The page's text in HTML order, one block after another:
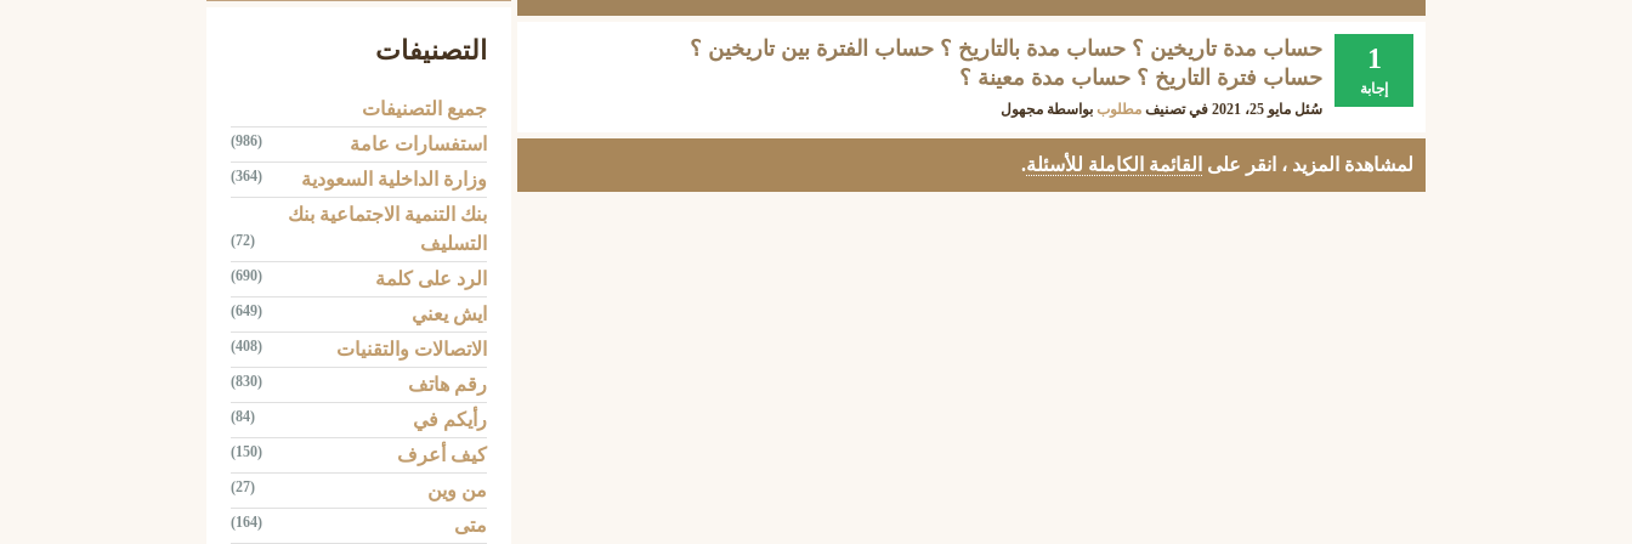
1
إجابة
حساب مدة تاريخين ؟ حساب مدة بالتاريخ ؟ حساب الفترة بين تاريخين ؟
حساب فترة التاريخ ؟ حساب مدة معينة ؟
سُئل مايو 25، 2021 في تصنيف مطلوب بواسطة مجهول
لمشاهدة المزيد ، انقر على القائمة الكاملة للأسئلة.
التصنيفات
جميع التصنيفات
استفسارات عامة
(986)
وزارة الداخلية السعودية (364)
بنك التنمية الاجتماعية بنك
التسليف
(72)
الرد على كلمة (690)
ايش يعني (649)
الاتصالات والتقنيات (408)
رقم هاتف (830)
رأيكم في (84)
كيف أعرف (150)
من وين (27)
متى (164)